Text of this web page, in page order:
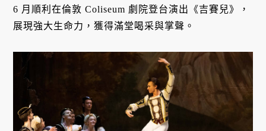
6 月順利在倫敦 Coliseum 劇院登台演出《吉賽兒》，
展現強大生命力，獲得滿堂喝采與掌聲。